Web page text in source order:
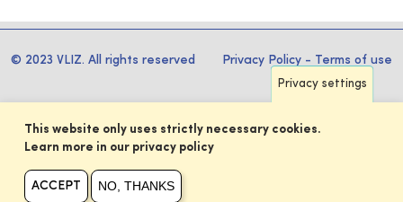
© 2023 VLIZ. All rights reserved Privacy Policy - Terms of use
Privacy settings
This website only uses strictly necessary cookies.
Learn more in our privacy policy
ACCEPT NO, THANKS